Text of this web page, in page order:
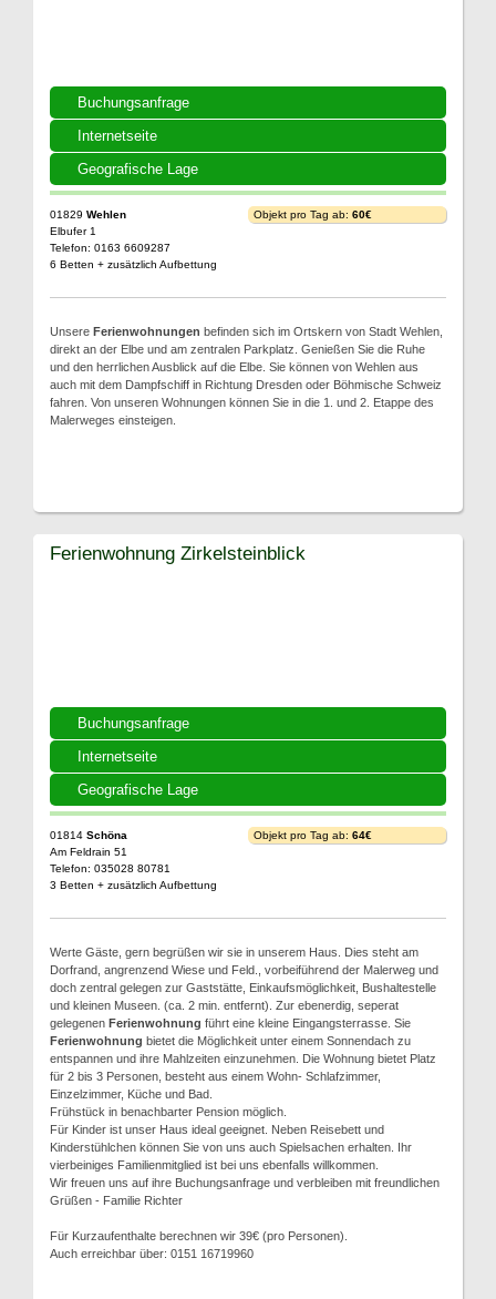
Buchungsanfrage
Internetseite
Geografische Lage
01829 Wehlen
Elbufer 1
Telefon: 0163 6609287
6 Betten + zusätzlich Aufbettung
Objekt pro Tag ab: 60€
Unsere Ferienwohnungen befinden sich im Ortskern von Stadt Wehlen,
direkt an der Elbe und am zentralen Parkplatz. Genießen Sie die Ruhe
und den herrlichen Ausblick auf die Elbe. Sie können von Wehlen aus
auch mit dem Dampfschiff in Richtung Dresden oder Böhmische Schweiz
fahren. Von unseren Wohnungen können Sie in die 1. und 2. Etappe des
Malerweges einsteigen.
Buchungsanfrage
Internetseite
Geografische Lage
Ferienwohnung Zirkelsteinblick
01814 Schöna
Am Feldrain 51
Telefon: 035028 80781
3 Betten + zusätzlich Aufbettung
Objekt pro Tag ab: 64€
Werte Gäste, gern begrüßen wir sie in unserem Haus. Dies steht am
Dorfrand, angrenzend Wiese und Feld., vorbeiführend der Malerweg und
doch zentral gelegen zur Gaststätte, Einkaufsmöglichkeit, Bushaltestelle
und kleinen Museen. (ca. 2 min. entfernt). Zur ebenerdig, seperat
gelegenen Ferienwohnung führt eine kleine Eingangsterrasse. Sie
Ferienwohnung bietet die Möglichkeit unter einem Sonnendach zu
entspannen und ihre Mahlzeiten einzunehmen. Die Wohnung bietet Platz
für 2 bis 3 Personen, besteht aus einem Wohn- Schlafzimmer,
Einzelzimmer, Küche und Bad.
Frühstück in benachbarter Pension möglich.
Für Kinder ist unser Haus ideal geeignet. Neben Reisebett und
Kinderstühlchen können Sie von uns auch Spielsachen erhalten. Ihr
vierbeiniges Familienmitglied ist bei uns ebenfalls willkommen.
Wir freuen uns auf ihre Buchungsanfrage und verbleiben mit freundlichen
Grüßen - Familie Richter
Für Kurzaufenthalte berechnen wir 39€ (pro Personen).
Auch erreichbar über: 0151 16719960